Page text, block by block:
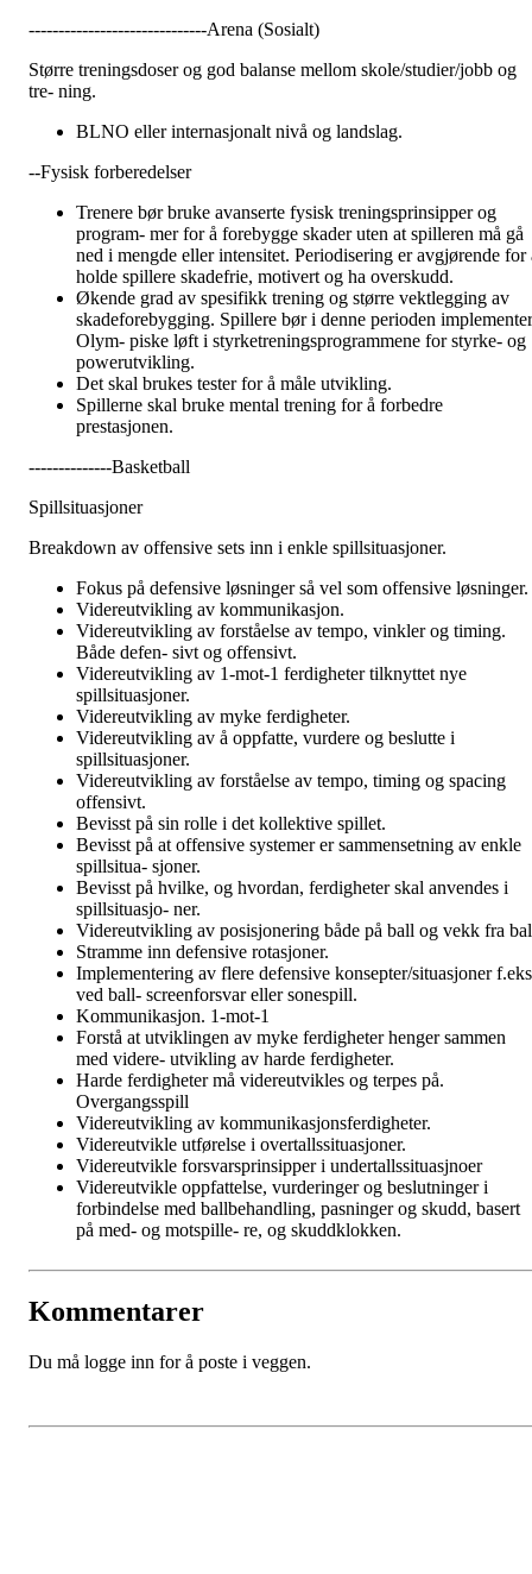
------------------------------Arena (Sosialt)
Større treningsdoser og god balanse mellom skole/studier/jobb og
tre- ning.
BLNO eller internasjonalt nivå og landslag.
--Fysisk forberedelser
Trenere bør bruke avanserte fysisk treningsprinsipper og
program- mer for å forebygge skader uten at spilleren må gå
ned i mengde eller intensitet. Periodisering er avgjørende for
holde spillere skadefrie, motivert og ha overskudd.
Økende grad av spesifikk trening og større vektlegging av
skadeforebygging. Spillere bør i denne perioden
Olym- piske løft i styrketreningsprogrammene for styrke- og
powerutvikling.
Det skal brukes tester for å måle utvikling.
Spillerne skal bruke mental trening for å forbedre
prestasjonen.
--------------Basketball
Spillsituasjoner
Breakdown av offensive sets inn i enkle spillsituasjoner.
Fokus på defensive løsninger så vel som offensive løsninger.
Videreutvikling av kommunikasjon.
Videreutvikling av forståelse av tempo, vinkler og timing.
Både defen- sivt og offensivt.
Videreutvikling av 1-mot-1 ferdigheter tilknyttet nye
spillsituasjoner.
Videreutvikling av myke ferdigheter.
Videreutvikling av å oppfatte, vurdere og beslutte i
spillsituasjoner.
Videreutvikling av forståelse av tempo, timing og spacing
offensivt.
Bevisst på sin rolle i det kollektive spillet.
Bevisst på at offensive systemer er sammensetning av enkle
spillsitua- sjoner.
Bevisst på hvilke, og hvordan, ferdigheter skal anvendes i
spillsituasjo- ner.
Videreutvikling av posisjonering både på ball og vekk fra
Stramme inn defensive rotasjoner.
Implementering av flere defensive konsepter/situasjoner
ved ball- screenforsvar eller sonespill.
Kommunikasjon. 1-mot-1
Forstå at utviklingen av myke ferdigheter henger sammen
med videre- utvikling av harde ferdigheter.
Harde ferdigheter må videreutvikles og terpes på.
Overgangsspill
Videreutvikling av kommunikasjonsferdigheter.
Videreutvikle utførelse i overtallssituasjoner.
Videreutvikle forsvarsprinsipper i undertallssituasjnoer
Videreutvikle oppfattelse, vurderinger og beslutninger i
forbindelse med ballbehandling, pasninger og skudd, basert
på med- og motspille- re, og skuddklokken.
Kommentarer
Du må logge inn for å poste i veggen.